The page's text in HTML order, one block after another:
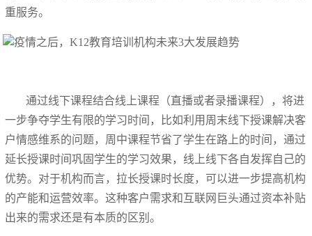
重服务。
通过线下课程结合线上课程（直播或者录播课程），将进
一步争夺学生有限的学习时间，比如利用周末线下授课解决客
户情感维系的问题，周中课程节省了学生在路上的时间，通过
延长授课时间巩固学生的学习效果，线上线下各自发挥自己的
优势。对于机构而言，拉长授课时长度，可以进一步提高机构
的产能和运营效率。这种客户需求和互联网巨头通过资本补贴
出来的需求还是有本质的区别。